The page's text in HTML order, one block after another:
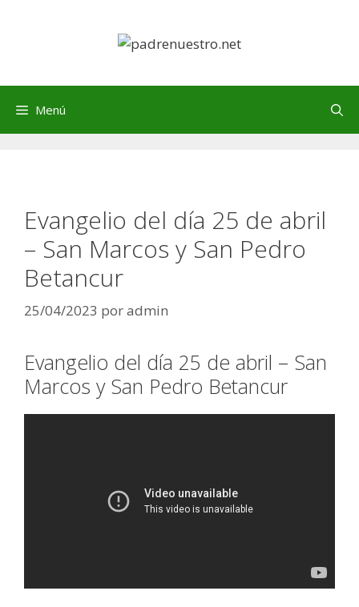
Menú
Evangelio del día 25 de abril
– San Marcos y San Pedro
Betancur
25/04/2023 poradmin
Evangelio del día 25 de abril – San
Marcos y San Pedro Betancur